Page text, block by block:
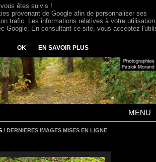
MENU
/ DERNIERES IMAGES MISES EN LIGNE
êtes suivis !
provenant de Google afin de personnaliser ses
trafic. Les informations relatives à votre
Google. En consultant ce site, vous acceptez
OK EN SAVOIR PLUS